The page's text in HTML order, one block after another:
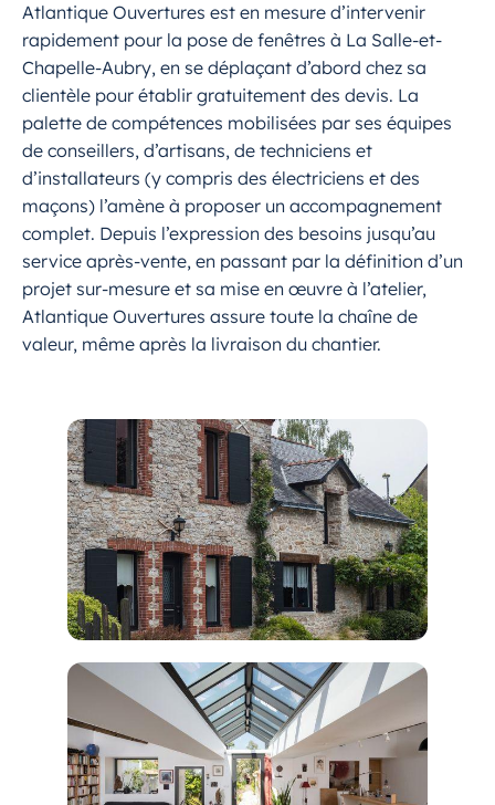
Atlantique Ouvertures est en mesure d’intervenir
rapidement pour la pose de fenêtres à La Salle-et-
Chapelle-Aubry, en se déplaçant d’abord chez sa
clientèle pour établir gratuitement des devis. La
palette de compétences mobilisées par ses équipes
de conseillers, d’artisans, de techniciens et
d’installateurs (y compris des électriciens et des
maçons) l’amène à proposer un accompagnement
complet. Depuis l’expression des besoins jusqu’au
service après-vente, en passant par la définition d’un
projet sur-mesure et sa mise en œuvre à l’atelier,
Atlantique Ouvertures assure toute la chaîne de
valeur, même après la livraison du chantier.